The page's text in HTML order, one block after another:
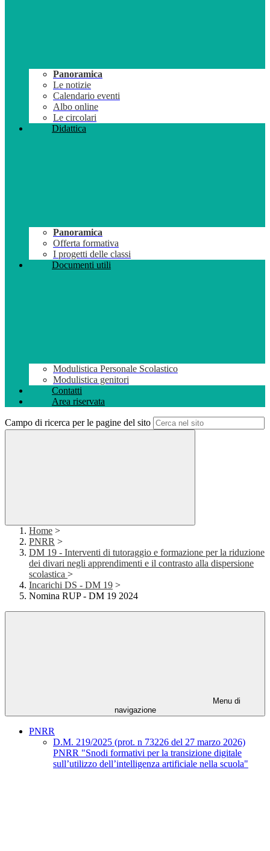
Panoramica
Le notizie
Calendario eventi
Albo online
Le circolari
Didattica
Panoramica
Offerta formativa
I progetti delle classi
Documenti utili
Modulistica Personale Scolastico
Modulistica genitori
Contatti
Area riservata
Campo di ricerca per le pagine del sito
Home >
PNRR >
DM 19 - Interventi di tutoraggio e formazione per la riduzione
dei divari negli apprendimenti e il contrasto alla dispersione
scolastica >
Incarichi DS - DM 19 >
Nomina RUP - DM 19 2024
Menu di
navigazione
PNRR
D.M. 219/2025 (prot. n 73226 del 27 marzo 2026)
PNRR "Snodi formativi per la transizione digitale
sull’utilizzo dell’intelligenza artificiale nella scuola"